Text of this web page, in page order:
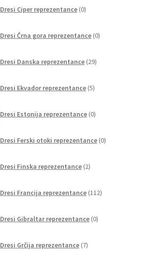
Dresi Ciper reprezentance 0izdelkov
Dresi Črna gora reprezentance 0izdelkov
Dresi Danska reprezentance 29izdelkov
Dresi Ekvador reprezentance 5izdelkov
Dresi Estonija reprezentance 0izdelkov
Dresi Ferski otoki reprezentance 0izdelkov
Dresi Finska reprezentance 2izdelka
Dresi Francija reprezentance 112izdelkov
Dresi Gibraltar reprezentance 0izdelkov
Dresi Grčija reprezentance 7izdelkov